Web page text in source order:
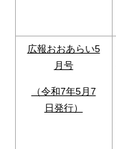
広報おおあらい5
月号
（令和7年5月7
日発行）